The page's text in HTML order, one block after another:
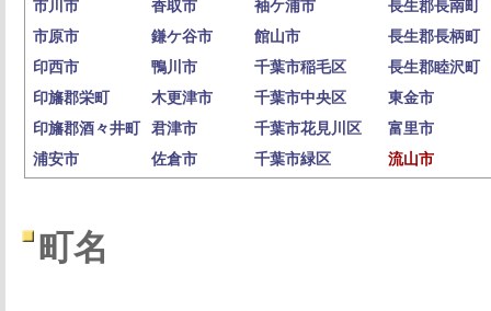
市川市
香取市 袖ケ浦市
長生郡長南町
市原市
鎌ケ谷市 館山市
長生郡長柄町
印西市
鴨川市 千葉市稲毛区
長生郡睦沢町
印旛郡栄町
木更津市 千葉市中央区
東金市
印旛郡酒々井町
君津市 千葉市花見川区
富里市
浦安市
佐倉市 千葉市緑区 流山市
町名